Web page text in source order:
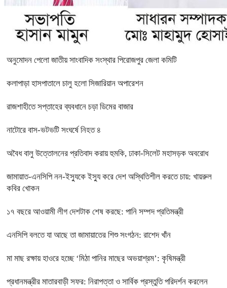
অনুমোদন পেলো জাতীয় সাংবাদিক সংস্থার পিরোজপুর জেলা কমিটি
কলাপাড়া হাসপাতালে চালু হলো সিজারিয়ান অপারেশন
রাজশাহীতে সপ্তাহের ব্যবধানে চড়া ডিমের বাজার
নাটোরে বাস-ভটভটি সংঘর্ষে নিহত ৪
অবৈধ বালু উত্তোলনের প্রতিবাদ করায় হুমকি, ঢাকা-সিলেট মহাসড়ক অবরোধ
জামায়াত-এনসিপি নন-ইস্যুকে ইস্যু করে দেশ অস্থিতিশীল করতে চায়: খায়রুল
কবির খোকন
১৭ বছরে আওয়ামী লীগ দেশটাক শেষ করছে: পানি সম্পদ প্রতিমন্ত্রী
এনসিপি বলতে যা আছে তা জামায়াতের শিশু সংগঠন: রাশেদ খাঁন
মা মাছ রক্ষায় হাওরে হচ্ছে ‘মিঠা পানির মাছের অভয়াশ্রম’: কৃষিমন্ত্রী
প্রধানমন্ত্রীর মাতারবাড়ী সফর: নিরাপত্তা ও সার্বিক প্রস্তুতি পরিদর্শন করলেন